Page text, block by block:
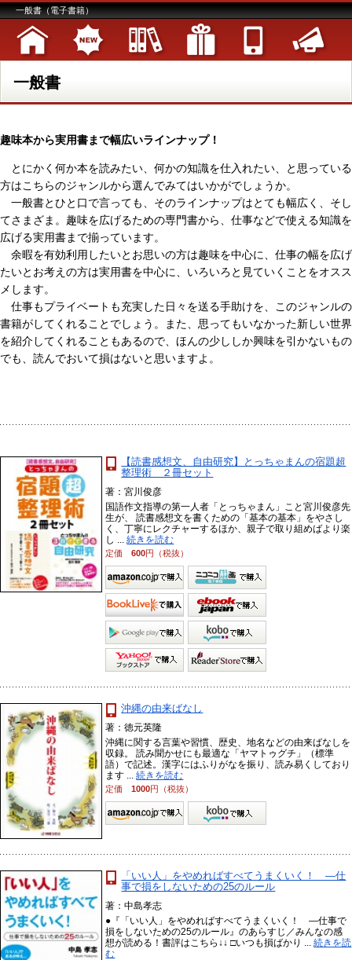
一般書（電子書籍）
一般書
趣味本から実用書まで幅広いラインナップ！
とにかく何か本を読みたい、何かの知識を仕入れたい、と思っている
方はこちらのジャンルから選んでみてはいかがでしょうか。
一般書とひと口で言っても、そのラインナップはとても幅広く、そし
てさまざま。趣味を広げるための専門書から、仕事などで使える知識を
広げる実用書まで揃っています。
余暇を有効利用したいとお思いの方は趣味を中心に、仕事の幅を広げ
たいとお考えの方は実用書を中心に、いろいろと見ていくことをオスス
メします。
仕事もプライベートも充実した日々を送る手助けを、このジャンルの
書籍がしてくれることでしょう。また、思ってもいなかった新しい世界
を紹介してくれることもあるので、ほんの少ししか興味を引かないもの
でも、読んでおいて損はないと思いますよ。
【読書感想文、自由研究】とっちゃまんの宿題超
整理術 ２冊セット
著：宮川俊彦
国語作文指導の第一人者「とっちゃまん」こと宮川俊彦先
生が、 読書感想文を書くための「基本の基本」をやさし
く、丁寧にレクチャーするほか、親子で取り組めばより楽
し ...続きを読む
定価600円（税抜）
沖縄の由来ばなし
著：徳元英隆
沖縄に関する言葉や習慣、歴史、地名などの由来ばなしを
収録。 読み聞かせにも最適な「ヤマトゥグチ」（標準
語）で記述。漢字にはふりがなを振り、読み易くしており
ます ...続きを読む
定価1000円（税抜）
「いい人」をやめればすべてうまくいく！ ―仕
事で損をしないための25のルール
著：中島孝志
●『「いい人」をやめればすべてうまくいく！ ―仕事で
損をしないための25のルール』のあらすじ／みんなの感
想が読める！書評はこちら↓↓ □いつも損ばかり ...続きを読
む